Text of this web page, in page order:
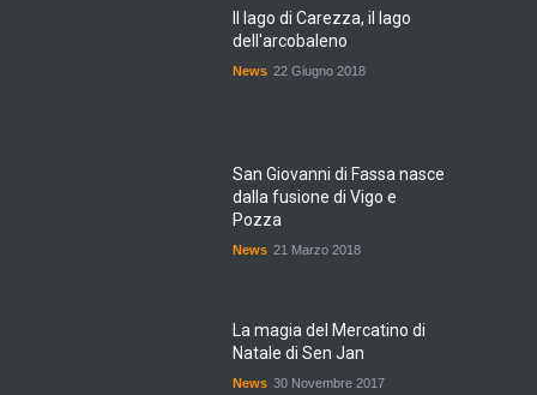
Il lago di Carezza, il lago
dell'arcobaleno
News 22 Giugno 2018
San Giovanni di Fassa nasce
dalla fusione di Vigo e
Pozza
News 21 Marzo 2018
La magia del Mercatino di
Natale di Sen Jan
News 30 Novembre 2017